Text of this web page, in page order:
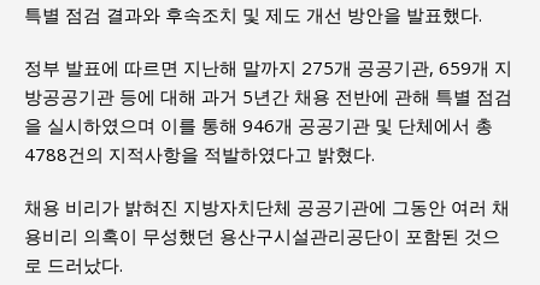
특별 점검 결과와 후속조치 및 제도 개선 방안을 발표했다.
정부 발표에 따르면 지난해 말까지 275개 공공기관, 659개 지
방공공기관 등에 대해 과거 5년간 채용 전반에 관해 특별 점검
을 실시하였으며 이를 통해 946개 공공기관 및 단체에서 총
4788건의 지적사항을 적발하였다고 밝혔다.
채용 비리가 밝혀진 지방자치단체 공공기관에 그동안 여러 채
용비리 의혹이 무성했던 용산구시설관리공단이 포함된 것으
로 드러났다.